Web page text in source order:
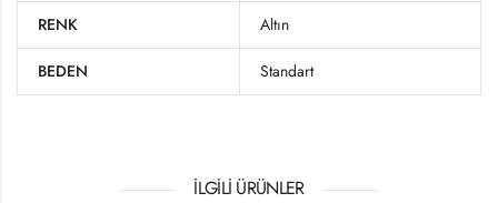
RENK Altın
BEDEN Standart
İLGILI ÜRÜNLER